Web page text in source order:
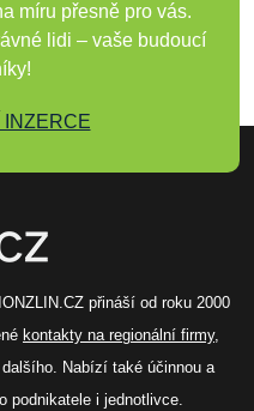
míru přesně pro vás.
lidi – vaše budoucí
INZERCE
přináší od roku 2000
kontakty na regionální firmy,
Nabízí také účinnou a
podnikatele i jednotlivce.